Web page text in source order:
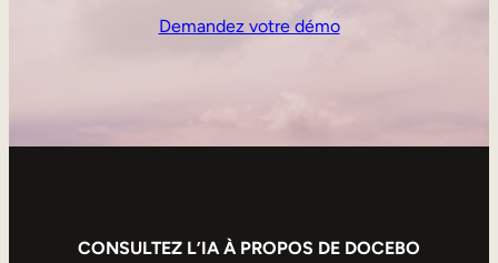
Demandez votre démo
CONSULTEZ L’IA À PROPOS DE DOCEBO